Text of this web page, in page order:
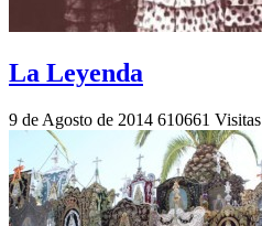
La Leyenda
9 de Agosto de 2014 610661 Visitas